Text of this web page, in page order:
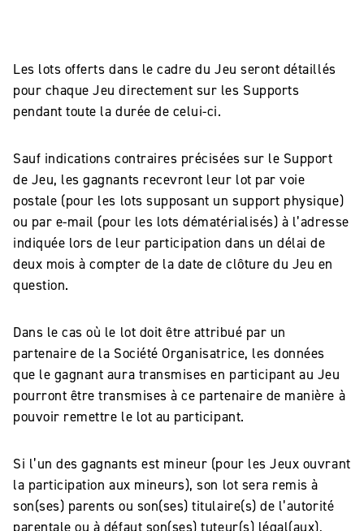
Les lots offerts dans le cadre du Jeu seront détaillés
pour chaque Jeu directement sur les Supports
pendant toute la durée de celui-ci.
Sauf indications contraires précisées sur le Support
de Jeu, les gagnants recevront leur lot par voie
postale (pour les lots supposant un support physique)
ou par e-mail (pour les lots dématérialisés) à l’adresse
indiquée lors de leur participation dans un délai de
deux mois à compter de la date de clôture du Jeu en
question.
Dans le cas où le lot doit être attribué par un
partenaire de la Société Organisatrice, les données
que le gagnant aura transmises en participant au Jeu
pourront être transmises à ce partenaire de manière à
pouvoir remettre le lot au participant.
Si l’un des gagnants est mineur (pour les Jeux ouvrant
la participation aux mineurs), son lot sera remis à
son(ses) parents ou son(ses) titulaire(s) de l’autorité
parentale ou à défaut son(ses) tuteur(s) légal(aux),